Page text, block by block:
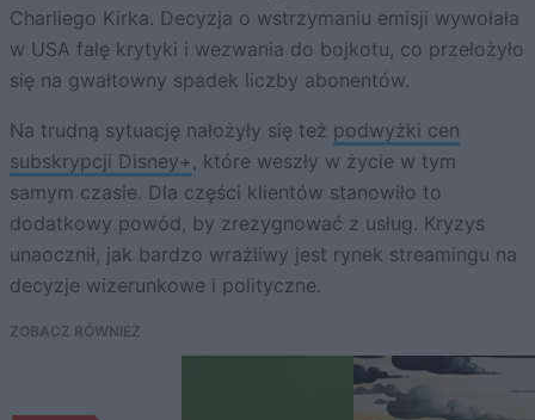
Charliego Kirka. Decyzja o wstrzymaniu emisji wywołała
w USA falę krytyki i wezwania do bojkotu, co przełożyło
się na gwałtowny spadek liczby abonentów.
Na trudną sytuację nałożyły się też podwyżki cen
subskrypcji Disney+ , które weszły w życie w tym
samym czasie. Dla części klientów stanowiło to
dodatkowy powód, by zrezygnować z usług. Kryzys
unaocznił, jak bardzo wrażliwy jest rynek streamingu na
decyzje wizerunkowe i polityczne.
ZOBACZ RÓWNIEŻ